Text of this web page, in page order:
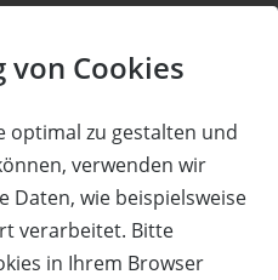
von Cookies
optimal zu gestalten und
verwenden wir
Daten, wie beispielsweise
verarbeitet. Bitte
in Ihrem Browser